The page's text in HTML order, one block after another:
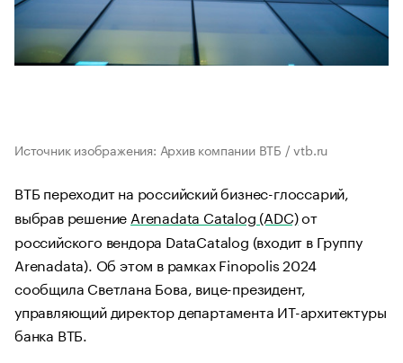
Источник изображения: Архив компании ВТБ / vtb.ru
ВТБ переходит на российский бизнес-глоссарий,
выбрав решение Arenadata Catalog (ADC)от
российского вендора DataCatalog (входит в Группу
Arenadata). Об этом в рамках Finopolis 2024
сообщила Светлана Бова, вице-президент,
управляющий директор департамента ИТ-архитектуры
банка ВТБ.